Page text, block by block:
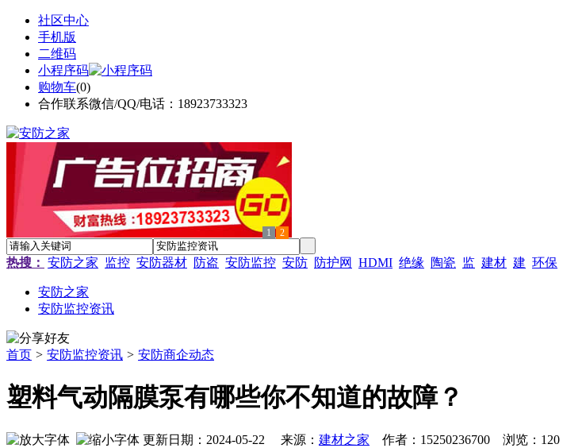
社区中心
手机版
二维码
小程序码
购物车(0)
合作联系微信/QQ/电话：18923733323
1 2
热搜： 安防之家 监控 安防器材 防盗 安防监控 安防 防护网 HDMI 绝缘 陶瓷 监 建材 建 环保
安防之家
安防监控资讯
首页 > 安防监控资讯 > 安防商企动态
塑料气动隔膜泵有哪些你不知道的故障？
更新日期：2024-05-22 来源： 建材之家 作者：15250236700 浏览： 120